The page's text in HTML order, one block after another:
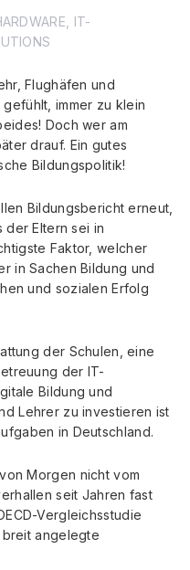
IT-
Flughäfen und
immer zu klein
Doch wer am
drauf. Ein gutes
Bildungspolitik!
Bildungsbericht erneut,
Eltern sei in
Faktor, welcher
in Sachen Bildung und
und sozialen Erfolg
der Schulen, eine
der IT-
Bildung und
Lehrer zu investieren ist
in Deutschland.
Morgen nicht vom
seit Jahren fast
Vergleichsstudie
breit angelegte